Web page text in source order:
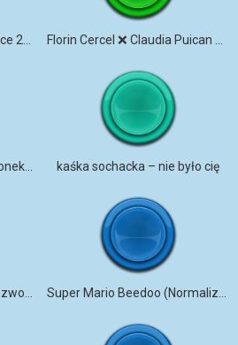
Elton John – Sacrifice dzwonek na telefon kaśka sochacka – nie było cię